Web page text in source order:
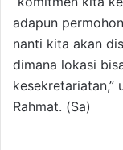
adapun
nanti kita akan
dimana lokasi
kesekretariatan,”
Rahmat. (Sa)